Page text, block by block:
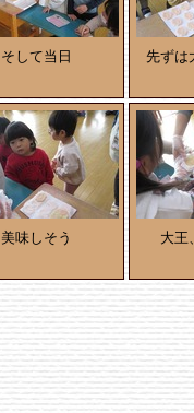
そして当日 先ずは
美味しそう 大王